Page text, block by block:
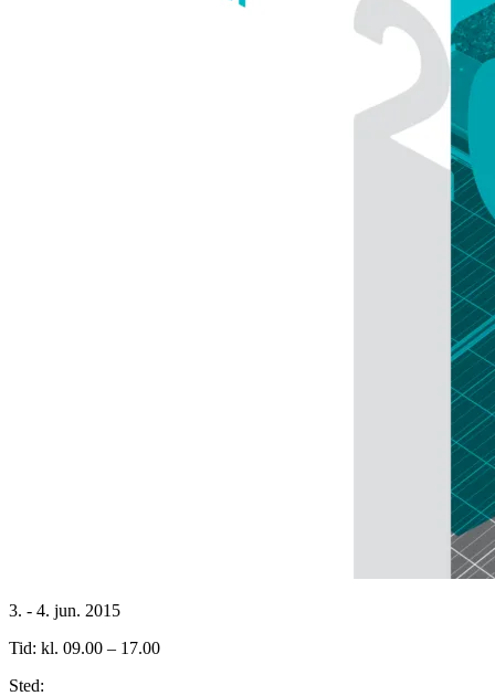
3. - 4. jun. 2015
Tid: kl. 09.00 – 17.00
Sted: